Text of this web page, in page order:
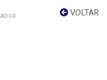
VOLTAR